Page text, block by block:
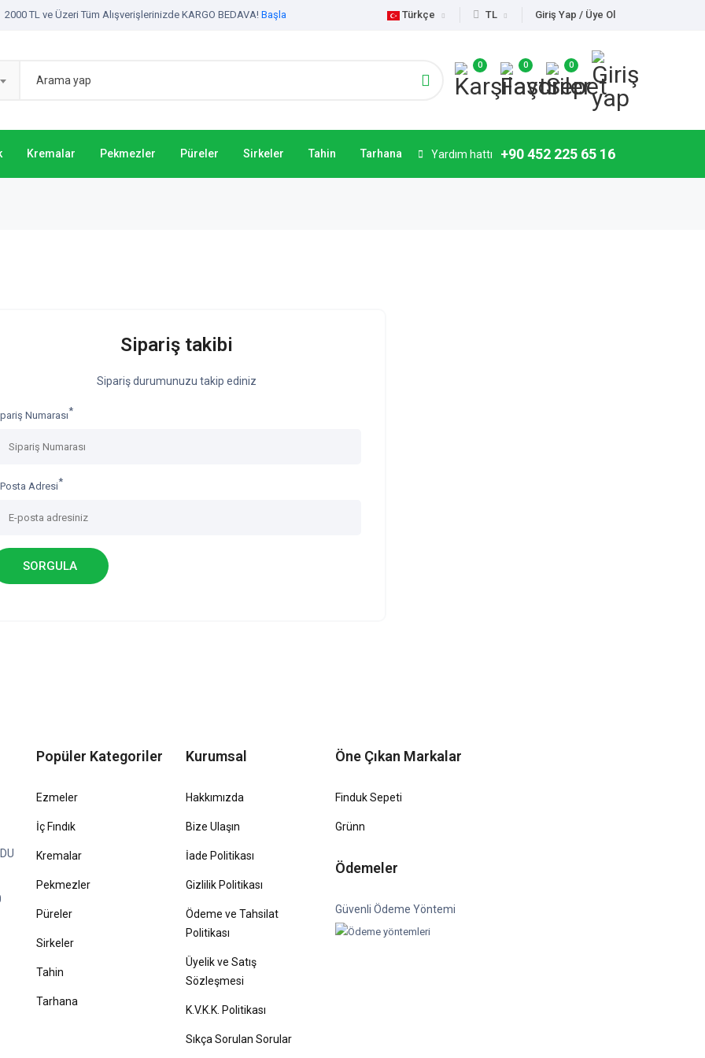
2000 TL ve Üzeri Tüm Alışverişlerinizde KARGO BEDAVA! Başla Türkçe TL Giriş Yap / Üye Ol
0 0 0
Kremalar Pekmezler Püreler Sirkeler Tahin Tarhana Yardım hattı +90 452 225 65 16
Sipariş takibi
Sipariş durumunuzu takip ediniz
Numarası*
Adresi*
SORGULA
Popüler Kategoriler
Ezmeler
İç Fındık
Kremalar
Pekmezler
Püreler
Sirkeler
Tahin
Tarhana
Kurumsal
Hakkımızda
Bize Ulaşın
İade Politikası
Gizlilik Politikası
Ödeme ve Tahsilat
Politikası
Üyelik ve Satış
Sözleşmesi
K.V.K.K. Politikası
Sıkça Sorulan Sorular
Öne Çıkan Markalar
Finduk Sepeti
Grünn
Ödemeler
Güvenli Ödeme Yöntemi